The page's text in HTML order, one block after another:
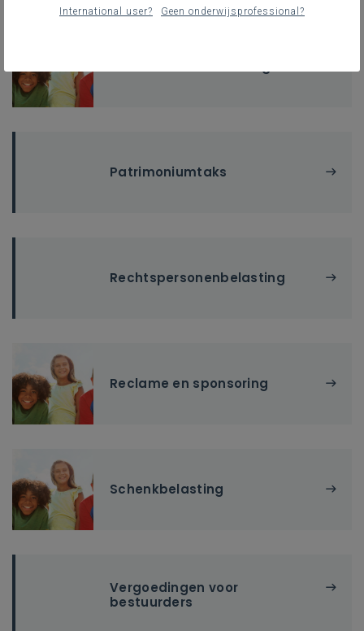
Patrimoniumtaks
Rechtspersonenbelasting
Reclame en sponsoring
Schenkbelasting
Vergoedingen voor
bestuurders
International user? Geen onderwijsprofessional?